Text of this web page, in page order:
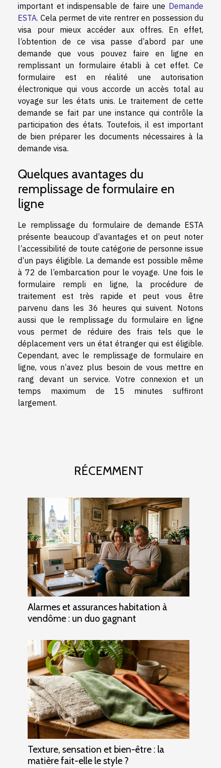
important et indispensable de faire une Demande
ESTA. Cela permet de vite rentrer en possession du
visa pour mieux accéder aux offres. En effet,
l’obtention de ce visa passe d’abord par une
demande que vous pouvez faire en ligne en
remplissant un formulaire établi à cet effet. Ce
formulaire est en réalité une autorisation
électronique qui vous accorde un accès total au
voyage sur les états unis. Le traitement de cette
demande se fait par une instance qui contrôle la
participation des états. Toutefois, il est important
de bien préparer les documents nécessaires à la
demande visa.
Quelques avantages du
remplissage de formulaire en
ligne
Le remplissage du formulaire de demande ESTA
présente beaucoup d’avantages et on peut noter
l’accessibilité de toute catégorie de personne issue
d’un pays éligible. La demande est possible même
à 72 de l’embarcation pour le voyage. Une fois le
formulaire rempli en ligne, la procédure de
traitement est très rapide et peut vous être
parvenu dans les 36 heures qui suivent. Notons
aussi que le remplissage du formulaire en ligne
vous permet de réduire des frais tels que le
déplacement vers un état étranger qui est éligible.
Cependant, avec le remplissage de formulaire en
ligne, vous n’avez plus besoin de vous mettre en
rang devant un service. Votre connexion et un
temps maximum de 15 minutes suffiront
largement.
RÉCEMMENT
Alarmes et assurances habitation à
vendôme : un duo gagnant
Texture, sensation et bien-être : la
matière fait-elle le style ?